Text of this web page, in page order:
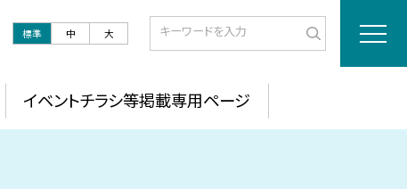
標準 中 大
イベントチラシ等掲載専用ページ